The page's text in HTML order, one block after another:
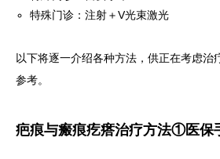
特殊门诊：注射＋V光束激光
以下将逐一介绍各种方法，供正在考虑治
参考。
疤痕与瘢痕疙瘩治疗方法①医保